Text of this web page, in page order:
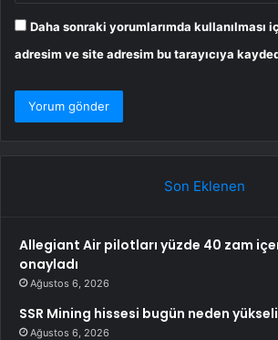
Daha sonraki yorumlarımda kullanılması
adresim ve site adresim bu tarayıcıya
Son Eklenen
Allegiant Air pilotları yüzde 40 zam
onayladı
Ağustos 6, 2026
SSR Mining hissesi bugün neden
Ağustos 6, 2026